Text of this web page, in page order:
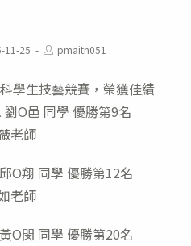
11-25
Post
author:
pmaitn051
學生技藝競賽，榮獲佳績
O邑 同學 優勝第9名
老師
O翔 同學 優勝第12名
老師
O閔 同學 優勝第20名